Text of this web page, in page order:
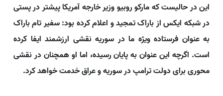
این در حالیست که مارکو روبیو وزیر خارجه آمریکا پیشتر در پستی
در شبکه ایکس از باراک تمجید و اعلام کرده بود: سفیر تام باراک
به عنوان فرستاده ویژه ما در سوریه نقشی ارزشمند ایفا کرده
است. اگرچه این عنوان به پایان رسیده، اما او همچنان در نقشی
محوری برای دولت ترامپ در سوریه و عراق خدمت خواهد کرد.